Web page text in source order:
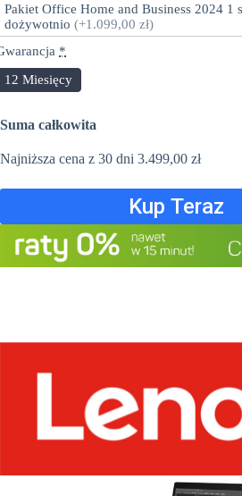
Pakiet Office Home and Business 2024 1
dożywotnio (+1.099,00 zł)
*
12 Miesięcy
Suma całkowita
Najniższa cena z 30 dni 3.499,00 zł
Kup Teraz